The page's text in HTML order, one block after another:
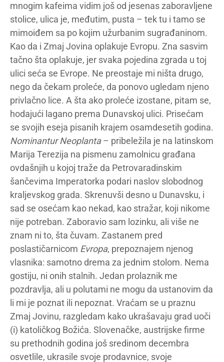
mnogim kafeima vidim još od jesenas zaboravljene
stolice, ulica je, međutim, pusta – tek tu i tamo se
mimoiđem sa po kojim užurbanim sugrađaninom.
Kao da i Zmaj Jovina oplakuje Evropu. Zna sasvim
tačno šta oplakuje, jer svaka pojedina zgrada u toj
ulici seća se Evrope. Ne preostaje mi ništa drugo,
nego da čekam proleće, da ponovo ugledam njeno
privlačno lice. A šta ako proleće izostane, pitam se,
hodajući lagano prema Dunavskoj ulici. Prisećam
se svojih eseja pisanih krajem osamdesetih godina.
Nominantur Neoplanta– pribeležila je na latinskom
Marija Terezija na pismenu zamolnicu građana
ovdašnjih u kojoj traže da Petrovaradinskim
šančevima Imperatorka podari naslov slobodnog
kraljevskog grada. Skrenuvši desno u Dunavsku, i
sad se osećam kao nekad, kao stražar, koji nikome
nije potreban. Zaboravio sam lozinku, ali više ne
znam ni to, šta čuvam. Zastanem pred
poslastičarnicom Evropa, prepoznajem njenog
vlasnika: samotno drema za jednim stolom. Nema
gostiju, ni onih stalnih. Jedan prolaznik me
pozdravlja, ali u polutami ne mogu da ustanovim da
li mi je poznat ili nepoznat. Vraćam se u praznu
Zmaj Jovinu, razgledam kako ukrašavaju grad uoči
(i) katoličkog Božića. Slovenačke, austrijske firme
su prethodnih godina još sredinom decembra
osvetlile, ukrasile svoje prodavnice, svoje